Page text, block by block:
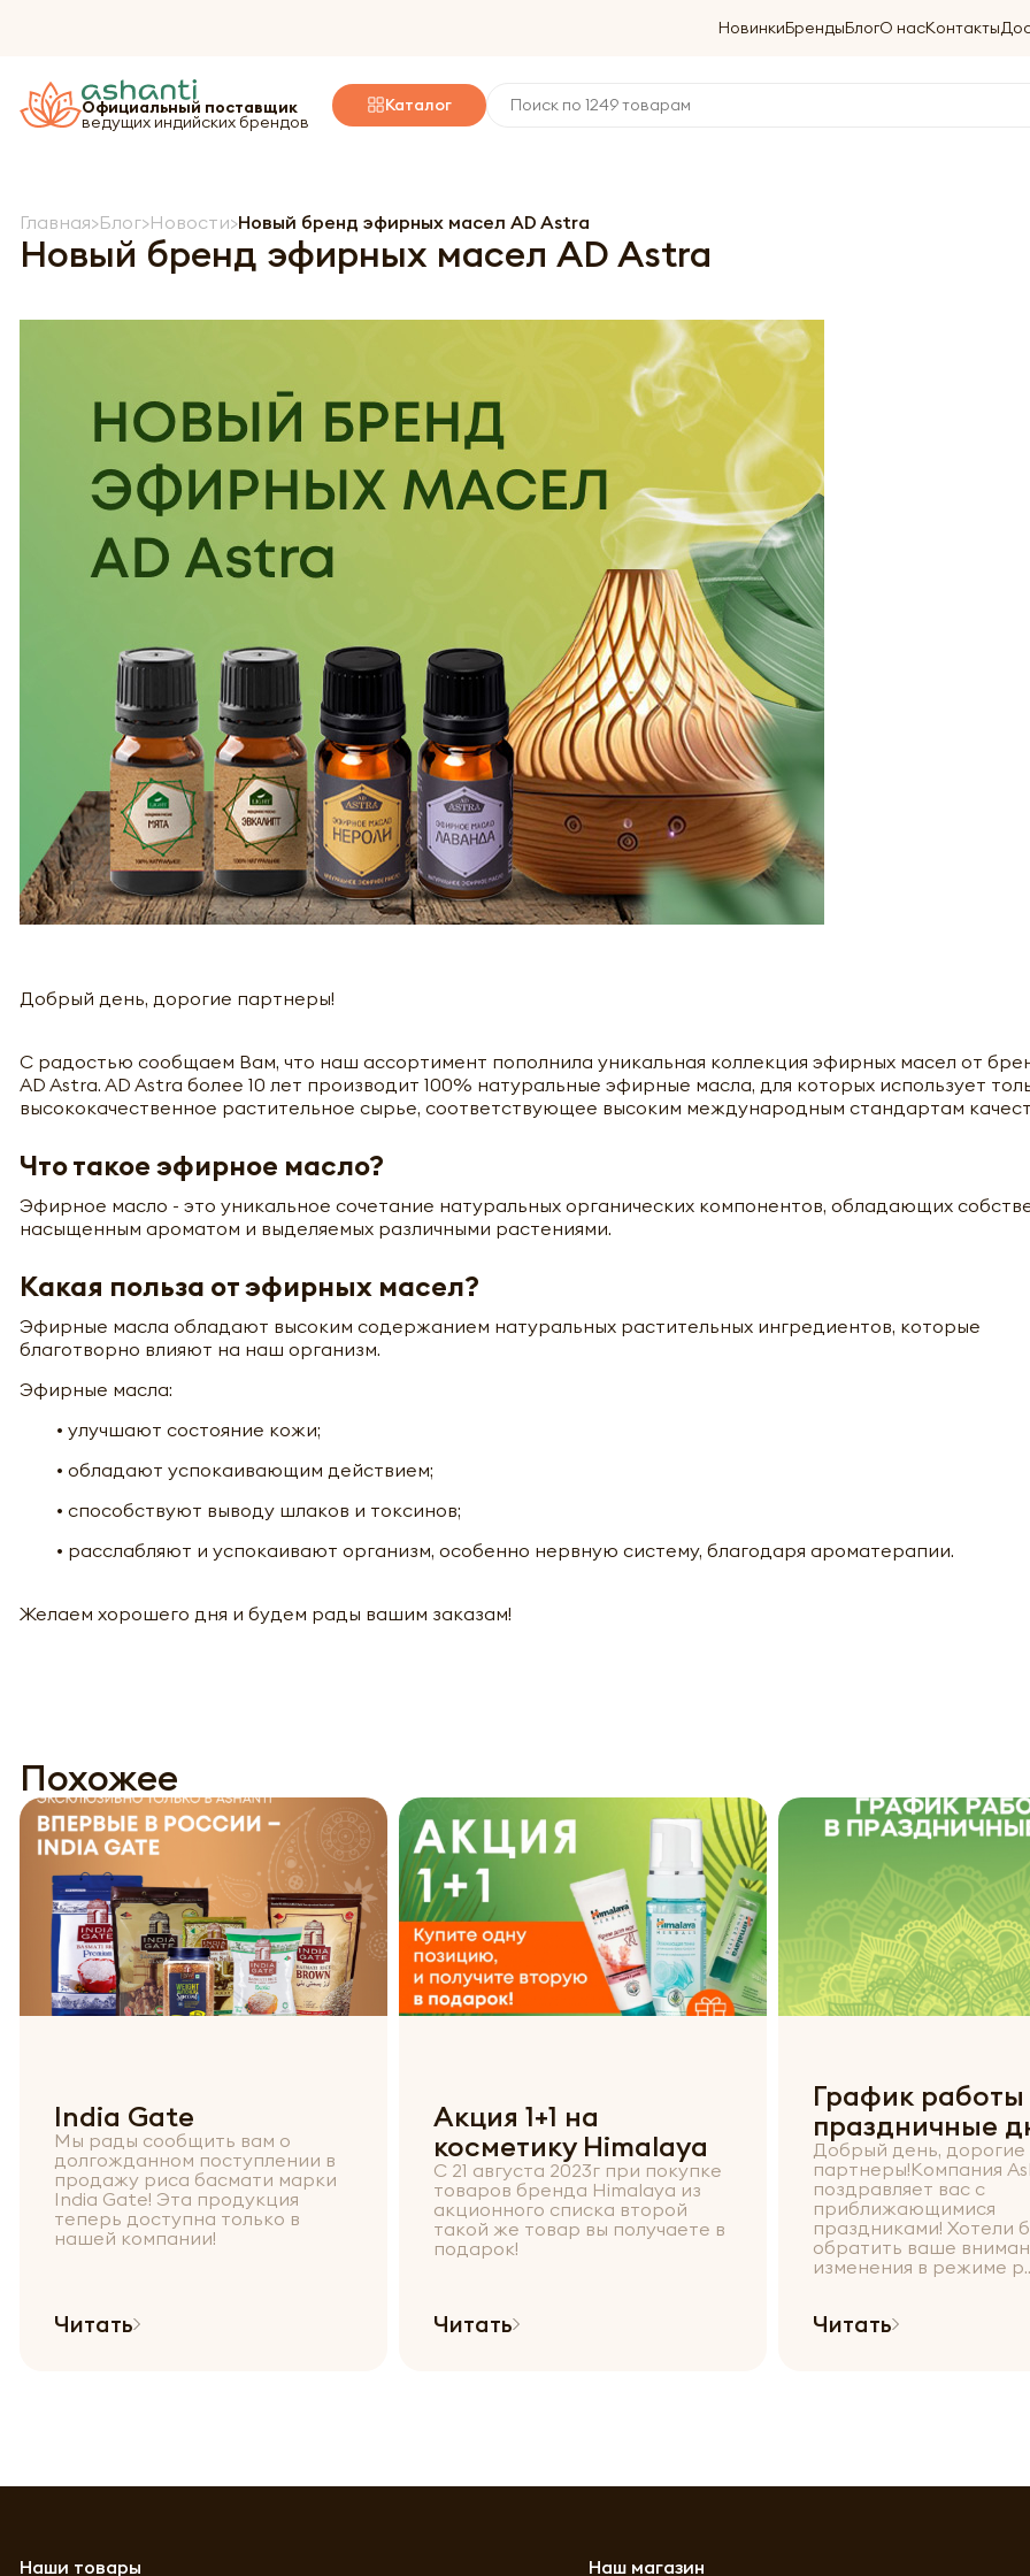
НовинкиБрендыБлогО насКонтакты
Официальный поставщик
ведущих индийских брендов
Каталог
Главная Блог Новости Новый бренд эфирных масел AD Astra
Новый бренд эфирных масел AD Astra
Добрый день, дорогие партнеры!
С радостью сообщаем Вам, что наш ассортимент пополнила уникальная коллекция эфирных масел от
AD Astra. AD Astra более 10 лет производит 100% натуральные эфирные масла, для которых использует
высококачественное растительное сырье, соответствующее высоким международным стандартам
Что такое эфирное масло?
Эфирное масло - это уникальное сочетание натуральных органических компонентов, обладающих
насыщенным ароматом и выделяемых различными растениями.
Какая польза от эфирных масел?
Эфирные масла обладают высоким содержанием натуральных растительных ингредиентов, которые
благотворно влияют на наш организм.
Эфирные масла:
• улучшают состояние кожи;
• обладают успокаивающим действием;
• способствуют выводу шлаков и токсинов;
• расслабляют и успокаивают организм, особенно нервную систему, благодаря ароматерапии.
Желаем хорошего дня и будем рады вашим заказам!
Похожее
India Gate
Мы рады сообщить вам о
долгожданном поступлении в
продажу риса басмати марки
India Gate! Эта продукция
теперь доступна только в
нашей компании!
Читать
Акция 1+1 на
косметику Himalaya
С 21 августа 2023г при покупке
товаров бренда Himalaya из
акционного списка второй
такой же товар вы получаете в
подарок!
Читать
График работы
праздничные
Добрый день, дорогие
партнеры!Компания
поздравляет вас с
приближающимися
праздниками! Хотели
обратить ваше
изменения в режиме
Читать
Наши товары Наш магазин